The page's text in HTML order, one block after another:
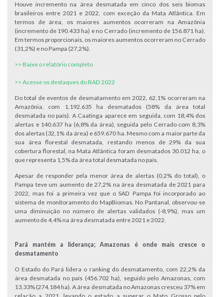
Houve incremento na área desmatada em cinco dos seis biomas
brasileiros entre 2021 e 2022, com exceção da Mata Atlântica. Em
termos de área, os maiores aumentos ocorreram na Amazônia
(incremento de 190.433 ha) e no Cerrado (incremento de 156.871 ha).
Em termos proporcionais, os maiores aumentos ocorreram no Cerrado
(31,2%) e no Pampa (27,2%).
>> Baixe o relatório completo
>> Acesse os destaques do RAD 2022
Do total de eventos de desmatamento em 2022, 62,1% ocorreram na
Amazônia, com 1.192.635 ha desmatados (58% da área total
desmatada no país). A Caatinga aparece em seguida, com 18,4% dos
alertas e 140.637 ha (6,8% da área), seguida pelo Cerrado com 8,3%
dos alertas (32,1% da área) e 659.670 ha. Mesmo com a maior parte da
sua área florestal desmatada, restando menos de 29% da sua
cobertura florestal, na Mata Atlântica foram desmatados 30.012 ha, o
que representa 1,5% da área total desmatada no país.
Apesar de responder pela menor área de alertas (0,2% do total), o
Pampa teve um aumento de 27,2% na área desmatada de 2021 para
2022, mas foi a primeira vez que o SAD Pampa foi incorporado ao
sistema de monitoramento do MapBiomas. No Pantanal, observou-se
uma diminuição no número de alertas validados (-8,9%), mas um
aumento de 4,4% na área desmatada entre 2021 e 2022.
Pará mantém a liderança; Amazonas é onde mais cresce o
desmatamento
O Estado do Pará lidera o ranking do desmatamento, com 22,2% da
área desmatada no país (456.702 ha), seguido pelo Amazonas, com
13,33% (274.184 ha). A área desmatada no Amazonas cresceu 37% em